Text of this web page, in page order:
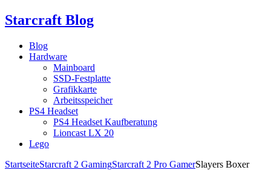
Starcraft Blog
Blog
Hardware
Mainboard
SSD-Festplatte
Grafikkarte
Arbeitsspeicher
PS4 Headset
PS4 Headset Kaufberatung
Lioncast LX 20
Lego
StartseiteStarcraft 2 GamingStarcraft 2 Pro GamerSlayers Boxer